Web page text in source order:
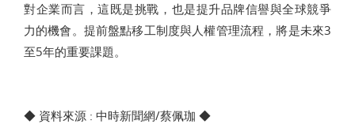
對企業而言，這既是挑戰，也是提升品牌信譽與全球競爭
力的機會。提前盤點移工制度與人權管理流程，將是未來3
至5年的重要課題。
◆ 資料來源 : 中時新聞網/蔡佩珈 ◆